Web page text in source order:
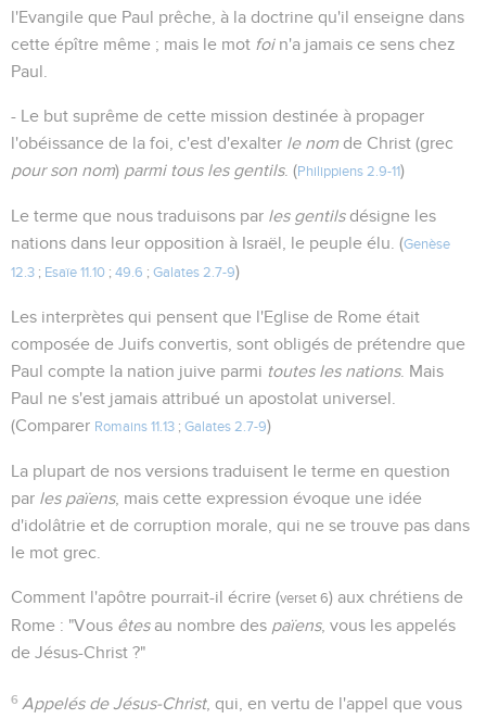
l'Evangile que Paul prêche, à la doctrine qu'il enseigne dans
cette épître même ; mais le mot foin'a jamais ce sens chez
Paul.
- Le but suprême de cette mission destinée à propager
l'obéissance de la foi, c'est d'exalter le nom de Christ (grec
pour son nom) parmi tous les gentils. (Philippiens 2.9-11)
Le terme que nous traduisons par les gentilsdésigne les
nations dans leur opposition à Israël, le peuple élu. (Genèse
12.3 ; Esaïe 11.10 ; 49.6 ; Galates 2.7-9)
Les interprètes qui pensent que l'Eglise de Rome était
composée de Juifs convertis, sont obligés de prétendre que
Paul compte la nation juive parmi toutes les nations. Mais
Paul ne s'est jamais attribué un apostolat universel.
(Comparer Romains 11.13 ; Galates 2.7-9)
La plupart de nos versions traduisent le terme en question
par les païens, mais cette expression évoque une idée
d'idolâtrie et de corruption morale, qui ne se trouve pas dans
le mot grec.
Comment l'apôtre pourrait-il écrire (verset 6) aux chrétiens de
Rome : "Vous êtesau nombre des païens, vous les appelés
de Jésus-Christ ?"
6 Appelés de Jésus-Christ, qui, en vertu de l'appel que vous